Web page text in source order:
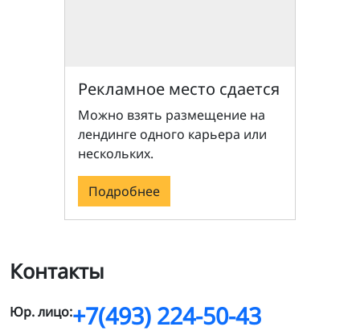
Рекламное место сдается
Можно взять размещение на
лендинге одного карьера или
нескольких.
Подробнее
Контакты
Юр. лицо:+7(493) 224-50-43